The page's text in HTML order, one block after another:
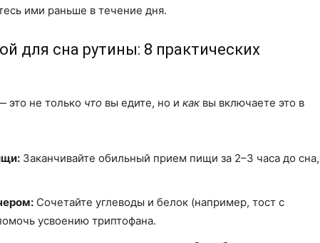
ими раньше в течение дня.
для сна рутины: 8 практических
это не только что вы едите, но и как вы включаете это в
Заканчивайте обильный прием пищи за 2–3 часа до сна,
Сочетайте углеводы и белок (например, тост с
усвоению триптофана.